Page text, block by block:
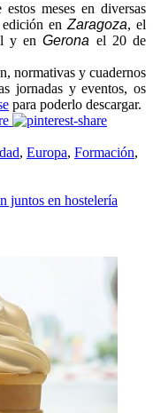
meses en diversas
en Zaragoza, el
y enGerona el 20 de
normativas y cuadernos
jornadas y eventos, os
para poderlo descargar.
, Europa, Formación,
juntos en hostelería